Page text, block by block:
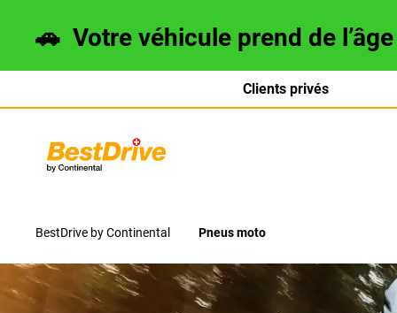
🚗 Votre véhicule prend de
Clients privés
Deutsch
BestDrive by Continental Pneus moto